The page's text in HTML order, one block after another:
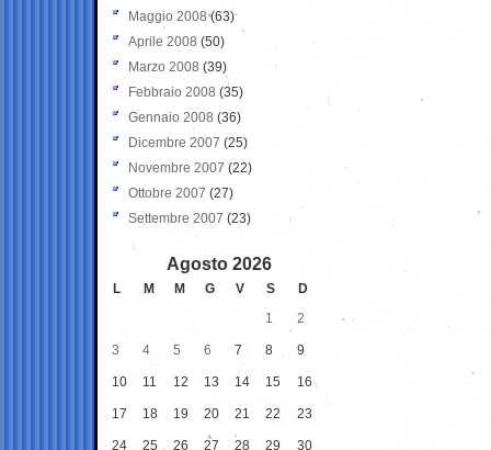
Maggio 2008(63)
Aprile 2008 (50)
Marzo 2008 (39)
Febbraio 2008 (35)
Gennaio 2008 (36)
Dicembre 2007 (25)
Novembre 2007 (22)
Ottobre 2007 (27)
Settembre 2007 (23)
Agosto 2026
L M M G V S
D
1
2
3 4 5 6 7 8 9
10 11 12 13 14 15 16
17 18 19 20 21 22 23
24 25 26 27 28 29 30